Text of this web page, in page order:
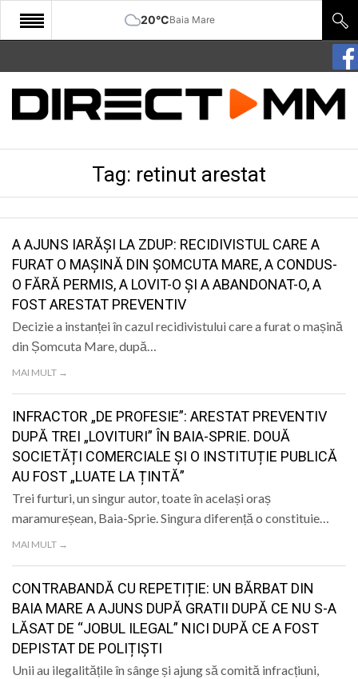
20°CBaia Mare
START
COMUNITATE
SANATATE
SPORT
SPECIAL
LIFE
Tag: retinut arestat
A AJUNS IARĂȘI LA ZDUP: RECIDIVISTUL CARE A
FURAT O MAȘINĂ DIN ȘOMCUTA MARE, A CONDUS-
O FĂRĂ PERMIS, A LOVIT-O ȘI A ABANDONAT-O, A
FOST ARESTAT PREVENTIV
Decizie a instanței în cazul recidivistului care a furat o mașină
din Șomcuta Mare, după…
MAI MULT →
INFRACTOR „DE PROFESIE”: ARESTAT PREVENTIV
DUPĂ TREI „LOVITURI” ÎN BAIA-SPRIE. DOUĂ
SOCIETĂȚI COMERCIALE ȘI O INSTITUȚIE PUBLICĂ
AU FOST „LUATE LA ȚINTĂ”
Trei furturi, un singur autor, toate în același oraș
maramureșean, Baia-Sprie. Singura diferență o constituie…
MAI MULT →
CONTRABANDĂ CU REPETIȚIE: UN BĂRBAT DIN
BAIA MARE A AJUNS DUPĂ GRATII DUPĂ CE NU S-A
LĂSAT DE “JOBUL ILEGAL” NICI DUPĂ CE A FOST
DEPISTAT DE POLIȚIȘTI
Unii au ilegalitățile în sânge și ajung să comită infracțiuni,